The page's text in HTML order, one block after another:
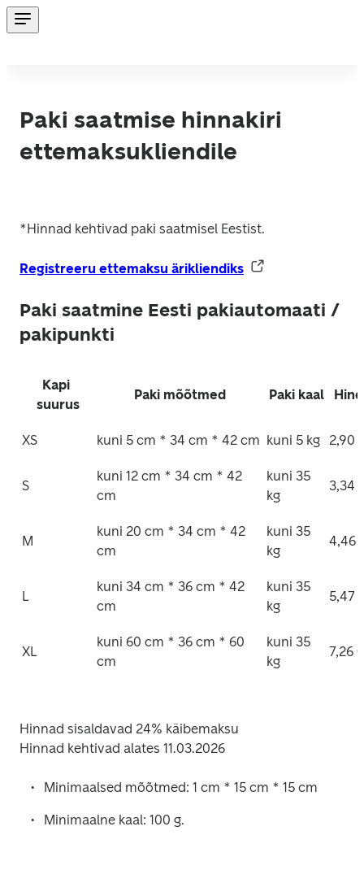
Paki saatmise hinnakiri
ettemaksukliendile
*Hinnad kehtivad paki saatmisel Eestist.
Registreeru ettemaksu ärikliendiks
Paki saatmine Eesti pakiautomaati /
pakipunkti
Kapi
suurus
Paki mõõtmed Paki kaal Hind
XS kuni 5 cm * 34 cm * 42 cm kuni 5 kg 2,90
S
kuni 12 cm * 34 cm * 42
cm
kuni 35
kg
3,34
M
kuni 20 cm * 34 cm * 42
cm
kuni 35
kg
4,46
L
kuni 34 cm * 36 cm * 42
cm
kuni 35
kg
5,47
XL
kuni 60 cm * 36 cm * 60
cm
kuni 35
kg
7,26
Hinnad sisaldavad 24% käibemaksu
Hinnad kehtivad alates 11.03.2026
Minimaalsed mõõtmed: 1 cm * 15 cm * 15 cm
Minimaalne kaal: 100 g.